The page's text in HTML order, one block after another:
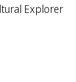
Explorer